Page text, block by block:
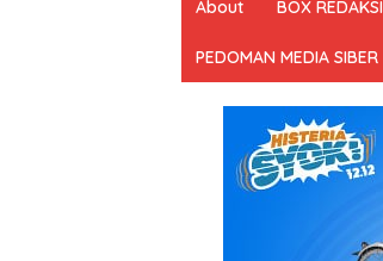
About BOX REDAKSI
PEDOMAN MEDIA SIBER